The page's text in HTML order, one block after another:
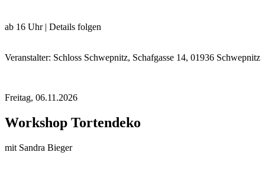
ab 16 Uhr | Details folgen
Veranstalter: Schloss Schwepnitz, Schafgasse 14, 01936 Schwepnitz
Freitag, 06.11.2026
Workshop Tortendeko
mit Sandra Bieger